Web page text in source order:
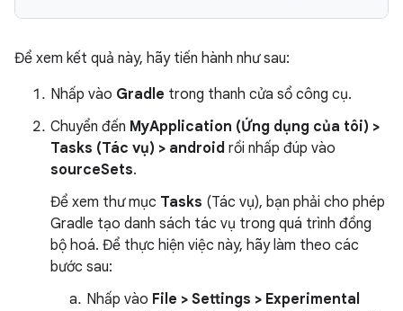
Để xem kết quả này, hãy tiến hành như sau:
Nhấp vào Gradle trong thanh cửa sổ công cụ.
Chuyển đến MyApplication (Ứng dụng của tôi) >
Tasks (Tác vụ) > android rồi nhấp đúp vào
sourceSets.
Để xem thư mục Tasks (Tác vụ), bạn phải cho phép
Gradle tạo danh sách tác vụ trong quá trình đồng
bộ hoá. Để thực hiện việc này, hãy làm theo các
bước sau:
Nhấp vào File > Settings > Experimental